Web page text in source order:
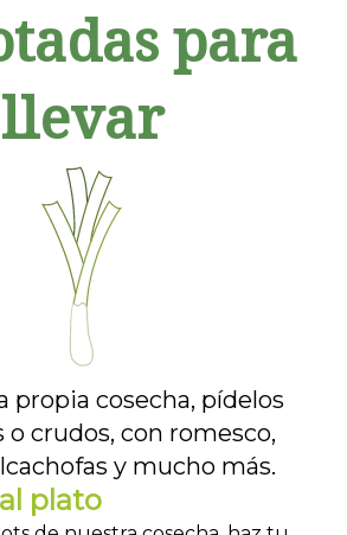
para
llevar
propia cosecha, pídelos
o crudos, con romesco,
y mucho más.
plato